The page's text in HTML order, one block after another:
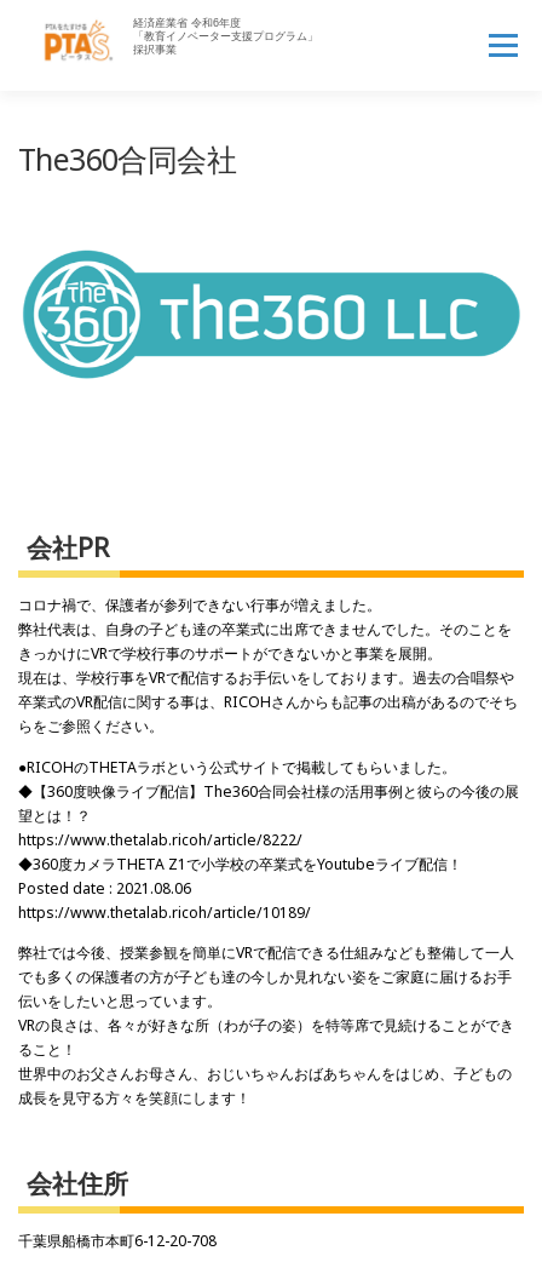
メニュー
資料一覧▼ よくある質問 ログイン
The360合同会社
会社PR
コロナ禍で、保護者が参列できない行事が増えました。
弊社代表は、自身の子ども達の卒業式に出席できませんでした。そのことを
きっかけにVRで学校行事のサポートができないかと事業を展開。
現在は、学校行事をVRで配信するお手伝いをしております。過去の合唱祭や
卒業式のVR配信に関する事は、RICOHさんからも記事の出稿があるのでそち
らをご参照ください。
●RICOHのTHETAラボという公式サイトで掲載してもらいました。
◆【360度映像ライブ配信】The360合同会社様の活用事例と彼らの今後の展
望とは！？
https://www.thetalab.ricoh/article/8222/
◆360度カメラTHETA Z1で小学校の卒業式をYoutubeライブ配信！
Posted date : 2021.08.06
https://www.thetalab.ricoh/article/10189/
弊社では今後、授業参観を簡単にVRで配信できる仕組みなども整備して一人
でも多くの保護者の方が子ども達の今しか見れない姿をご家庭に届けるお手
伝いをしたいと思っています。
VRの良さは、各々が好きな所（わが子の姿）を特等席で見続けることができ
ること！
世界中のお父さんお母さん、おじいちゃんおばあちゃんをはじめ、子どもの
成長を見守る方々を笑顔にします！
会社住所
千葉県船橋市本町6-12-20-708